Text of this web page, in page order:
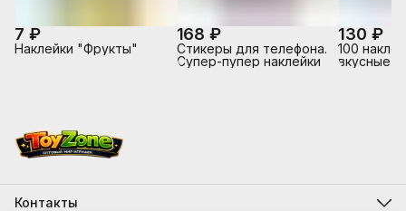
7 ₽
Наклейки "Фрукты"
168 ₽
Стикеры для телефона.
Супер-пупер наклейки
130 ₽
100
вкусные
Контакты